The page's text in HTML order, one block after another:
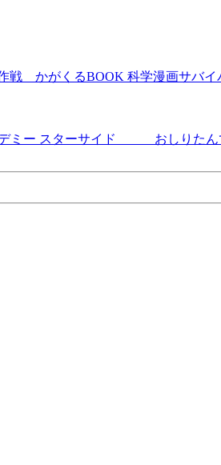
かがくるBOOK 科学漫画サバイ
デミー スターサイド おしりたん